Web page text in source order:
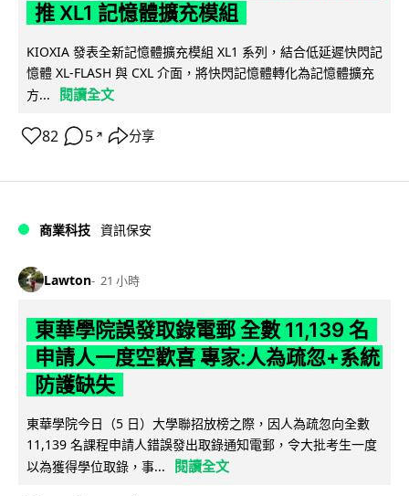
推 XL1 記憶體擴充模組
KIOXIA 發表全新記憶體擴充模組 XL1 系列，結合低延遲快閃記
憶體 XL-FLASH 與 CXL 介面，將快閃記憶體轉化為記憶體擴充
方...
閱讀全文
82 5 ↗ 分享
商業科技 資訊保安
Lawton 21 小時
東華學院誤發取錄電郵 全數 11,139 名
申請人一度空歡喜 專家:人為疏忽+系統
防護缺失
東華學院今日（5 日）大學聯招放榜之際，因人為疏忽向全數
11,139 名課程申請人錯誤發出取錄通知電郵，令大批考生一度
以為獲得學位取錄，事...
閱讀全文